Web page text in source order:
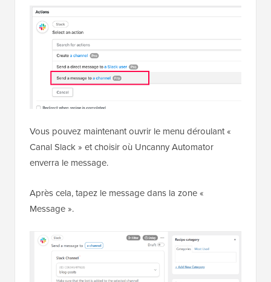
Vous pouvez maintenant ouvrir le menu déroulant «
Canal Slack » et choisir où Uncanny Automator
enverra le message.
Après cela, tapez le message dans la zone «
Message ».